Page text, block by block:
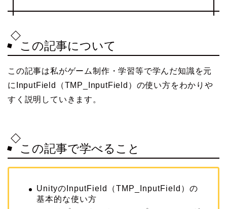
この記事について
この記事は私がゲーム制作・学習等で学んだ知識を元
にInputField（TMP_InputField）の使い方をわかりや
すく説明していきます。
この記事で学べること
UnityのInputField（TMP_InputField）の
基本的な使い方